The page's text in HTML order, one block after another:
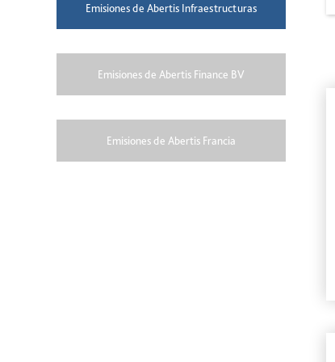
Emisiones de Abertis Infraestructuras
Emisiones de Abertis Finance BV
Emisiones de Abertis Francia